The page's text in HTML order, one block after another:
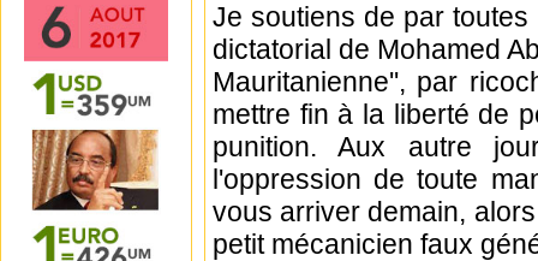
Je soutiens de par
dictatorial de Mohamed
Mauritanienne'', par
mettre fin à la liberté de
punition. Aux autre
l'oppression de toute
vous arriver demain,
petit mécanicien faux